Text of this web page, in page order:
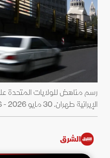
رسم مناهض للولايات المتحدة
الإيرانية طهران. 30 مايو 2026 - REUTERS
الشرق